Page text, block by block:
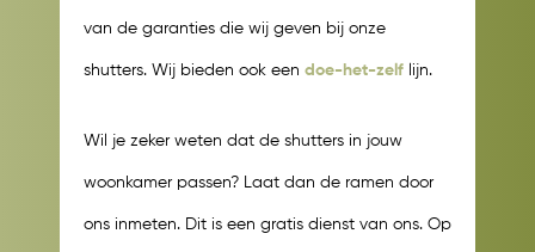
van de garanties die wij geven bij onze
shutters. Wij bieden ook een doe-het-zelf lijn.
Wil je zeker weten dat de shutters in jouw
woonkamer passen? Laat dan de ramen door
ons inmeten. Dit is een gratis dienst van ons. Op